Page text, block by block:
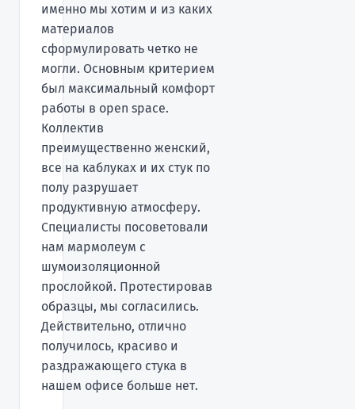
именно мы хотим и из каких
материалов
сформулировать четко не
могли. Основным критерием
был максимальный комфорт
работы в open space.
Коллектив
преимущественно женский,
все на каблуках и их стук по
полу разрушает
продуктивную атмосферу.
Специалисты посоветовали
нам мармолеум с
шумоизоляционной
прослойкой. Протестировав
образцы, мы согласились.
Действительно, отлично
получилось, красиво и
раздражающего стука в
нашем офисе больше нет.